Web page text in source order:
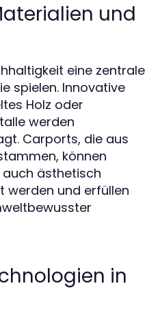
und
eine zentrale
spielen. Innovative
Holz oder
werden
Carports, die aus
können
ästhetisch
werden und erfüllen
in